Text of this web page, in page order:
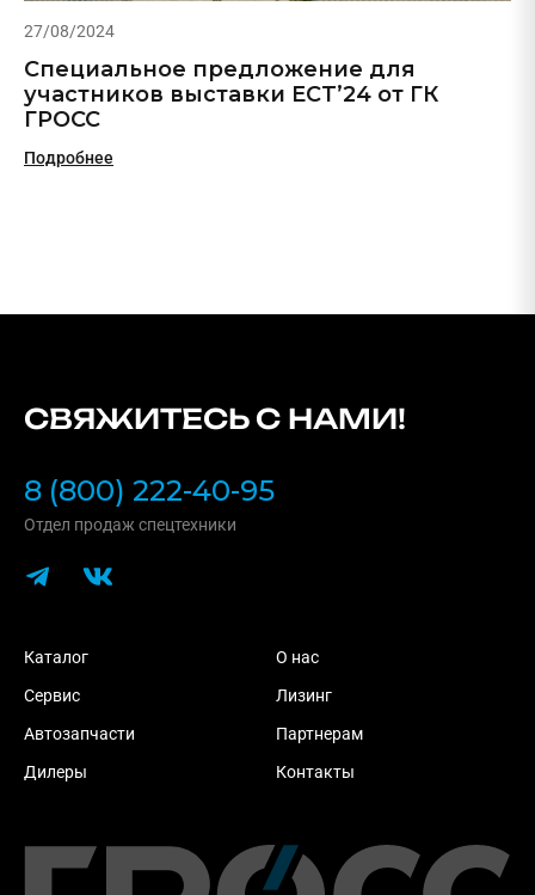
27/08/2024
Специальное предложение для
участников выставки ECT’24 от ГК
ГРОСС
Подробнее
СВЯЖИТЕСЬ С НАМИ!
8 (800) 222-40-95
Отдел продаж спецтехники
Каталог
Сервис
Автозапчасти
Дилеры
О нас
Лизинг
Партнерам
Контакты